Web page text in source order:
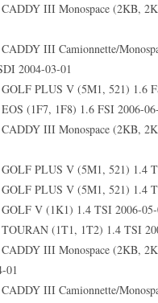
III Monospace (2KB,
III Camionnette/
2004-03-01
PLUS V (5M1, 521) 1.6
(1F7, 1F8) 1.6 FSI 2006-
III Monospace (2KB,
PLUS V (5M1, 521) 1.4
PLUS V (5M1, 521) 1.4
V (1K1) 1.4 TSI 2006-05-
(1T1, 1T2) 1.4 TSI
III Monospace (2KB,
01
III Camionnette/